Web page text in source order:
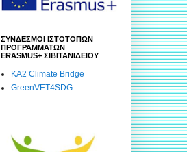
ΣΥΝΔΕΣΜΟΙ ΙΣΤΟΤΟΠΩΝ
ΠΡΟΓΡΑΜΜΑΤΩΝ
ERASMUS+ ΣΙΒΙΤΑΝΙΔΕΙΟΥ
KA2 Climate Bridge
GreenVET4SDG